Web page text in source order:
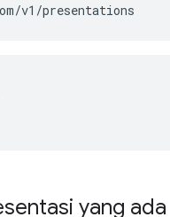
v1/presentations
yang ada